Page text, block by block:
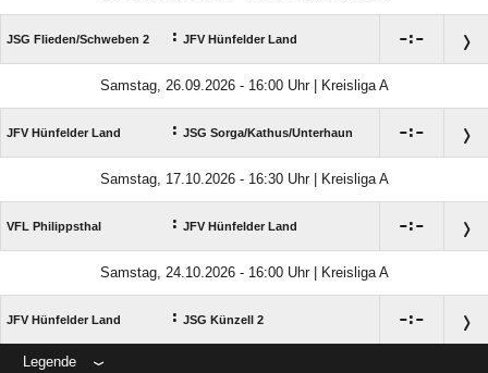
JSG Flieden/​Schweben 2 : JFV Hünfelder Land :
Samstag, 26.09.2026 - 16:00 Uhr | Kreisliga A
JFV Hünfelder Land : JSG Sorga/​Kathus/​Unterhaun :
Samstag, 17.10.2026 - 16:30 Uhr | Kreisliga A
VFL Philippsthal : JFV Hünfelder Land :
Samstag, 24.10.2026 - 16:00 Uhr | Kreisliga A
JFV Hünfelder Land : JSG Künzell 2 :
Legende